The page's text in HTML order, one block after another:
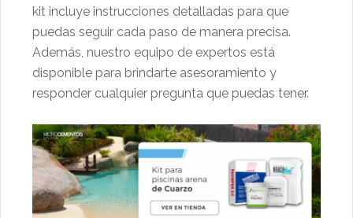
kit incluye instrucciones detalladas para que
puedas seguir cada paso de manera precisa.
Además, nuestro equipo de expertos está
disponible para brindarte asesoramiento y
responder cualquier pregunta que puedas tener.